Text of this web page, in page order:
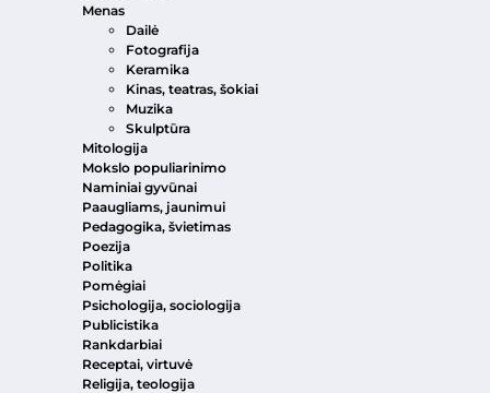
Menas
Dailė
Fotografija
Keramika
Kinas, teatras, šokiai
Muzika
Skulptūra
Mitologija
Mokslo populiarinimo
Naminiai gyvūnai
Paaugliams, jaunimui
Pedagogika, švietimas
Poezija
Politika
Pomėgiai
Psichologija, sociologija
Publicistika
Rankdarbiai
Receptai, virtuvė
Religija, teologija